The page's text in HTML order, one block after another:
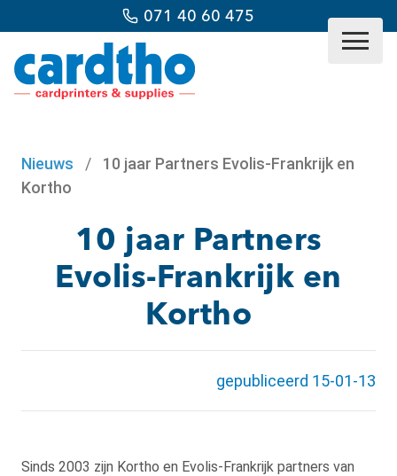
071 40 60 475
Nieuws /
10 jaar Partners Evolis-Frankrijk en
Kortho
10 jaar Partners
Evolis-Frankrijk en
Kortho
gepubliceerd 15-01-13
Sinds 2003 zijn Kortho en Evolis-Frankrijk partners van